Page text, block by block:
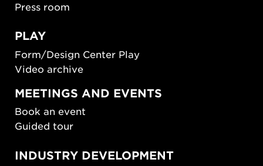
Press room
PLAY
Form/Design Center Play
Video archive
MEETINGS AND EVENTS
Book an event
Guided tour
INDUSTRY DEVELOPMENT